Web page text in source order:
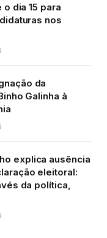
dia 15 para
nos
da
Galinha à
explica ausência
eleitoral:
da política,